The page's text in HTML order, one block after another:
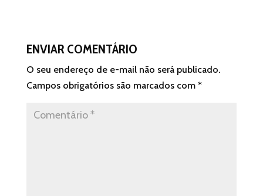
ENVIAR COMENTÁRIO
O seu endereço de e-mail não será publicado.
Campos obrigatórios são marcados com *